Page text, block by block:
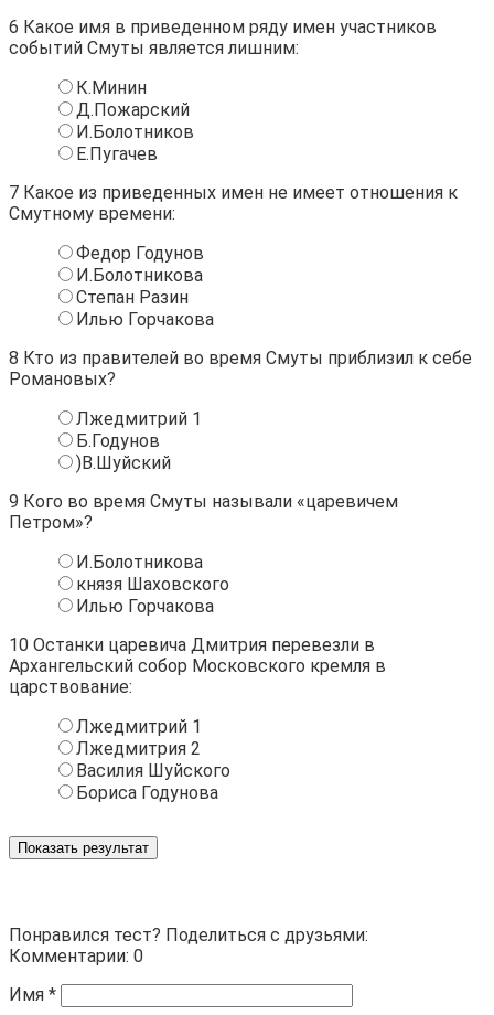
6 Какое имя в приведенном ряду имен участников
событий Смуты является лишним:
К.Минин
Д.Пожарский
И.Болотников
Е.Пугачев
7 Какое из приведенных имен не имеет отношения к
Смутному времени:
Федор Годунов
И.Болотникова
Степан Разин
Илью Горчакова
8 Кто из правителей во время Смуты приблизил к себе
Романовых?
Лжедмитрий 1
Б.Годунов
)В.Шуйский
9 Кого во время Смуты называли «царевичем
Петром»?
И.Болотникова
князя Шаховского
Илью Горчакова
10 Останки царевича Дмитрия перевезли в
Архангельский собор Московского кремля в
царствование:
Лжедмитрий 1
Лжедмитрия 2
Василия Шуйского
Бориса Годунова
Показать результат
Понравился тест? Поделиться с друзьями:
Комментарии: 0
Имя *